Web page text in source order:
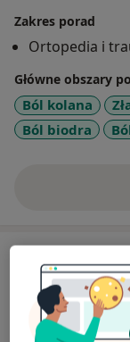
rekonstrukcje
Zakres porad
Ortopedia i
Główne obszary
Ból kolana
Ból biodra
Konsultacja
Szczegóły